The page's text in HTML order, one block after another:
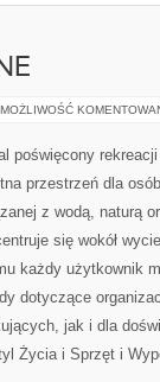
MOŻLIWOŚĆ
poświęcony
przestrzeń dla
z wodą, naturą
się wokół
każdy użytkownik
dotyczące
jak i dla
Życia i Sprzęt i